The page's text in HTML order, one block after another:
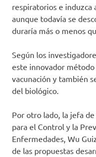
respiratorios e induzca
aunque todavía se
duraría más o menos
Según los
este innovador método
vacunación y también
del biológico.
Por otro lado, la jefa
para el Control y la
Enfermedades, Wu
de las propuestas